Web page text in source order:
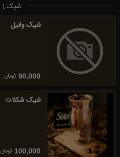
شیک |
شیک وانیل
90,000 تومان
شیک شکلات
100,000 تومان